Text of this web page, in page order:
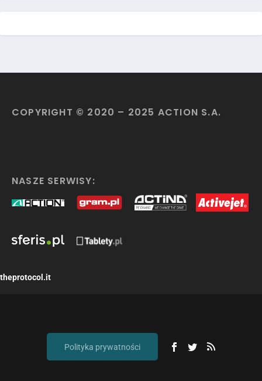
COPYRIGHT © 2020 – 2025 ACTION S.A.
NASZE SERWISY:
theprotocol.it
Polityka prywatności